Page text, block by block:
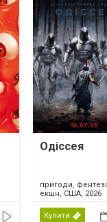
Одіссея
пригоди, фентезі,
екшн, США, 2026
Купити